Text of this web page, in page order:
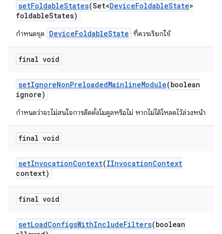
setFoldableStates(Set<DeviceFoldableState>
foldableStates)
กำหนดชุด DeviceFoldableState ที่ควรเรียกใช้
final void
setIgnoreNonPreloadedMainlineModule(boolean
ignore)
กำหนดว่าจะไม่สนใจการติดตั้งโมดูลหรือไม่ หากไม่ได้โหลดไว้ล่วงหน้า
final void
setInvocationContext(IInvocationContext
context)
final void
setLoadConfigsWithIncludeFilters(boolean